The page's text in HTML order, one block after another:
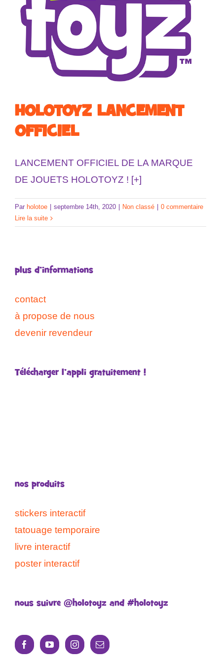
HOLOTOYZ LANCEMENT
OFFICIEL
LANCEMENT OFFICIEL DE LA MARQUE
DE JOUETS HOLOTOYZ ! [+]
Par holotoe septembre 14th, 2020 Non classé
0 commentaire
Lire la suite
plus d’informations
contact
à propose de nous
devenir revendeur
Télécharger l’appli gratuitement !
nos produits
stickers interactif
tatouage temporaire
livre interactif
poster interactif
nous suivre @holotoyz and #holotoyz